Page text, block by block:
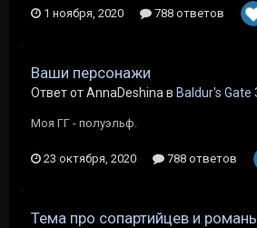
1 ноября, 2020 788 ответов
Ваши персонажи
Ответ от AnnaDeshina в Baldur's Gate
Моя ГГ - полуэльф.
23 октября, 2020 788 ответов
Тема про сопартийцев и